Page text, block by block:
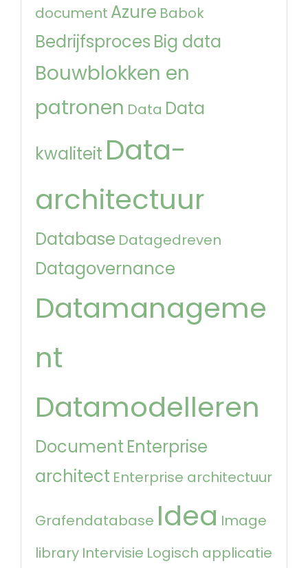
document Azure Babok
Bedrijfsproces Big data
Bouwblokken en
patronen Data Data
kwaliteit Data-
architectuur
Database Datagedreven
Datagovernance
Datamanageme
nt
Datamodelleren
Document Enterprise
architect Enterprise architectuur
Grafendatabase Idea Image
library Intervisie Logisch applicatie